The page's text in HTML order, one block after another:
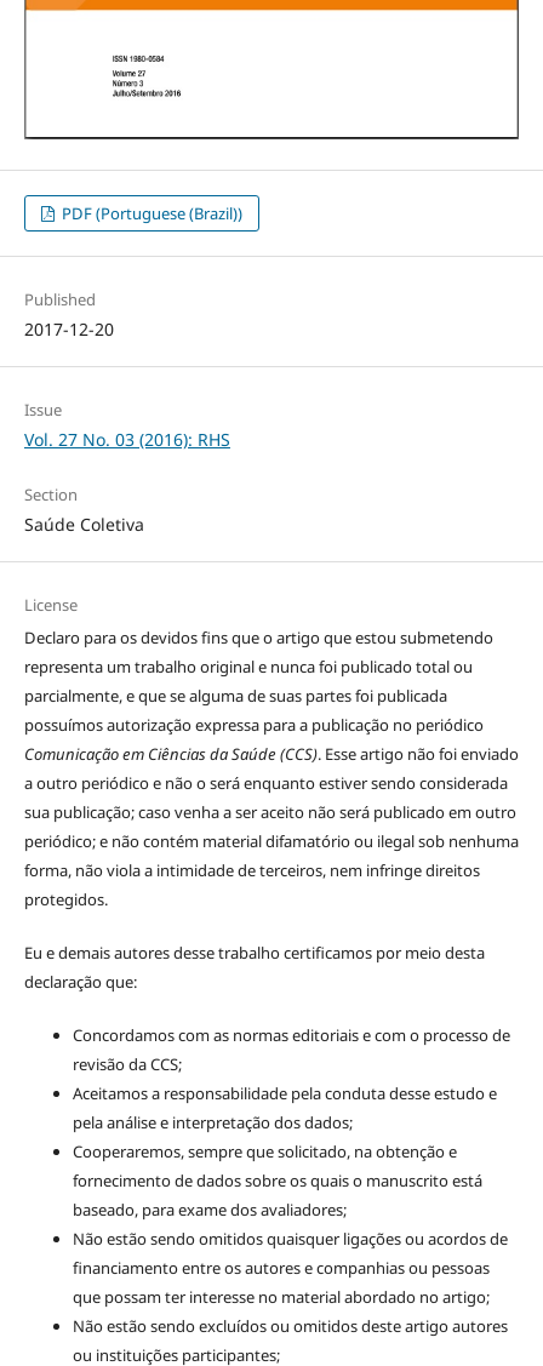
PDF (Portuguese (Brazil))
Published
2017-12-20
Issue
Vol. 27 No. 03 (2016): RHS
Section
Saúde Coletiva
License
Declaro para os devidos fins que o artigo que estou submetendo
representa um trabalho original e nunca foi publicado total ou
parcialmente, e que se alguma de suas partes foi publicada
possuímos autorização expressa para a publicação no periódico
Comunicação em Ciências da Saúde (CCS). Esse artigo não foi enviado
a outro periódico e não o será enquanto estiver sendo considerada
sua publicação; caso venha a ser aceito não será publicado em outro
periódico; e não contém material difamatório ou ilegal sob nenhuma
forma, não viola a intimidade de terceiros, nem infringe direitos
protegidos.
Eu e demais autores desse trabalho certificamos por meio desta
declaração que:
Concordamos com as normas editoriais e com o processo de
revisão da CCS;
Aceitamos a responsabilidade pela conduta desse estudo e
pela análise e interpretação dos dados;
Cooperaremos, sempre que solicitado, na obtenção e
fornecimento de dados sobre os quais o manuscrito está
baseado, para exame dos avaliadores;
Não estão sendo omitidos quaisquer ligações ou acordos de
financiamento entre os autores e companhias ou pessoas
que possam ter interesse no material abordado no artigo;
Não estão sendo excluídos ou omitidos deste artigo autores
ou instituições participantes;